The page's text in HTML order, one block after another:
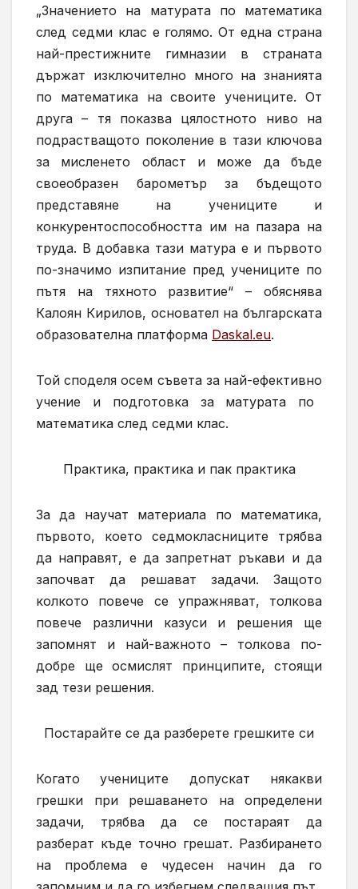
„Значението на матурата по математика
след седми клас е голямо. От една страна
най-престижните гимназии в страната
държат изключително много на знанията
по математика на своите учениците. От
друга – тя показва цялостното ниво на
подрастващото поколение в тази ключова
за мисленето област и може да бъде
своеобразен барометър за бъдещото
представяне на учениците и
конкурентоспособността им на пазара на
труда. В добавка тази матура е и първото
по-значимо изпитание пред учениците по
пътя на тяхното развитие“ – обяснява
Калоян Кирилов, основател на българската
образователна платформа Daskal.eu.
Той споделя осем съвета за най-ефективно
учение и подготовка за матурата по
математика след седми клас.
Практика, практика и пак практика
За да научат материала по математика,
първото, което седмокласниците трябва
да направят, е да запретнат ръкави и да
започват да решават задачи. Защото
колкото повече се упражняват, толкова
повече различни казуси и решения ще
запомнят и най-важното – толкова по-
добре ще осмислят принципите, стоящи
зад тези решения.
Постарайте се да разберете грешките си
Когатоучениците допускат някакви
грешки при решаването на определени
задачи, трябва да се постараят да
разберат къде точно грешат. Разбирането
на проблема е чудесен начин да го